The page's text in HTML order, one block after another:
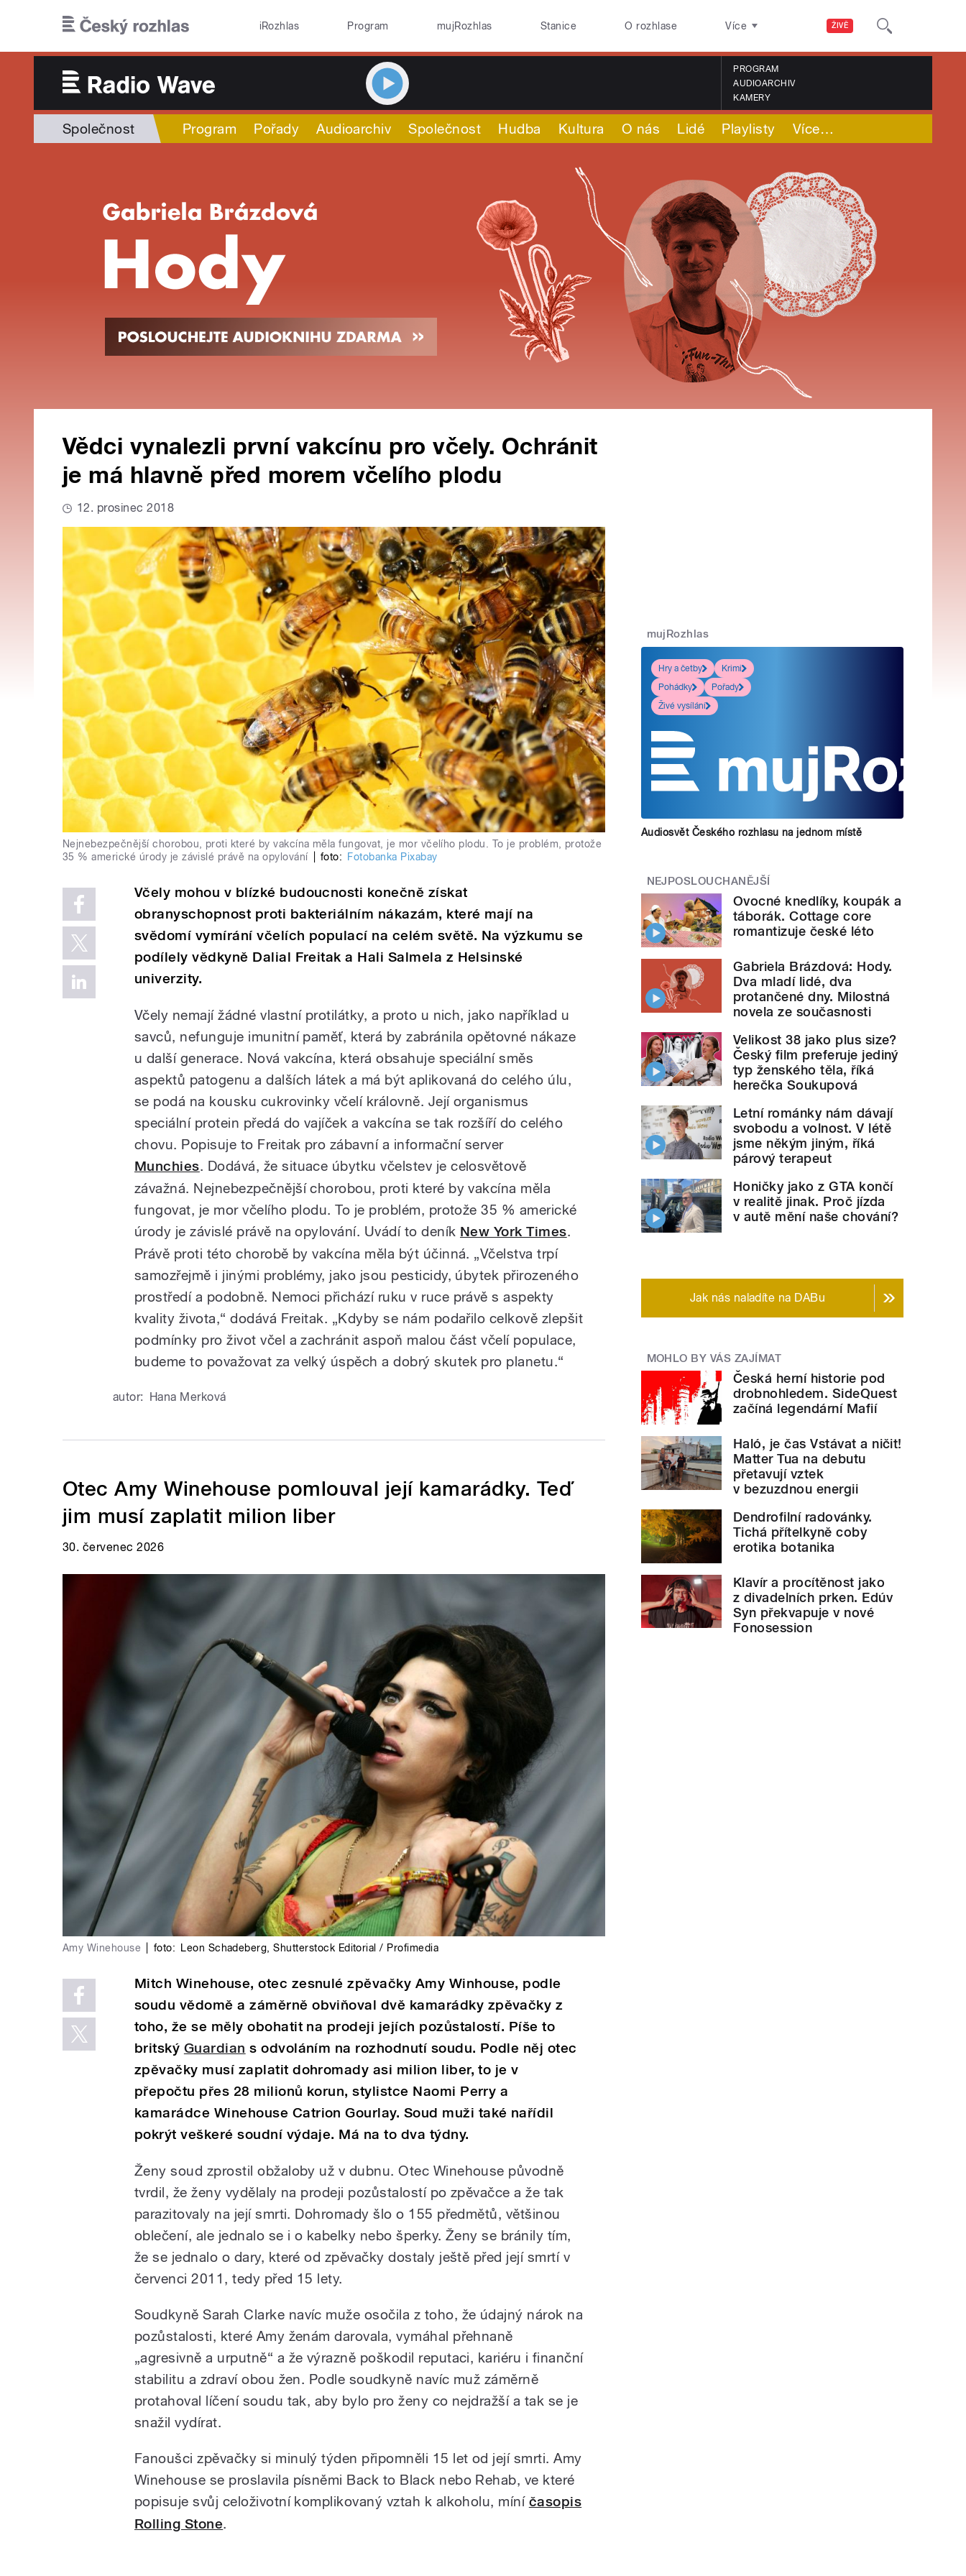
ŽIVĚ
iRozhlas Program mujRozhlas Stanice O rozhlase Více
PROGRAM
AUDIOARCHIV
KAMERY
Společnost Program Pořady Audioarchiv Společnost Hudba Kultura O nás Lidé Playlisty Více…
Vědci vynalezli první vakcínu pro včely. Ochránit
je má hlavně před morem včelího plodu
12. prosinec 2018
Nejnebezpečnější chorobou, proti které by vakcína měla fungovat, je mor včelího plodu. To je problém, protože
35 % americké úrody je závislé právě na opylování
foto: Fotobanka Pixabay
Včely mohou v blízké budoucnosti konečně získat
obranyschopnost proti bakteriálním nákazám, které mají na
svědomí vymírání včelích populací na celém světě. Na výzkumu se
podílely vědkyně Dalial Freitak a Hali Salmela z Helsinské
univerzity.
Včely nemají žádné vlastní protilátky, a proto u nich, jako například u
savců, nefunguje imunitní paměť, která by zabránila opětovné nákaze
u další generace. Nová vakcína, která obsahuje speciální směs
aspektů patogenu a dalších látek a má být aplikovaná do celého úlu,
se podá na kousku cukrovinky včelí královně. Její organismus
speciální protein předá do vajíček a vakcína se tak rozšíří do celého
chovu. Popisuje to Freitak pro zábavní a informační server
Munchies. Dodává, že situace úbytku včelstev je celosvětově
závažná. Nejnebezpečnější chorobou, proti které by vakcína měla
fungovat, je mor včelího plodu. To je problém, protože 35 % americké
úrody je závislé právě na opylování. Uvádí to deník New York Times.
Právě proti této chorobě by vakcína měla být účinná. „Včelstva trpí
samozřejmě i jinými problémy, jako jsou pesticidy, úbytek přirozeného
prostředí a podobně. Nemoci přichází ruku v ruce právě s aspekty
kvality života,“ dodává Freitak. „Kdyby se nám podařilo celkově zlepšit
podmínky pro život včel a zachránit aspoň malou část včelí populace,
budeme to považovat za velký úspěch a dobrý skutek pro planetu.“
autor: Hana Merková
Otec Amy Winehouse pomlouval její kamarádky. Teď
jim musí zaplatit milion liber
30. červenec 2026
Amy Winehouse foto: Leon Schadeberg,Shutterstock Editorial / Profimedia
Mitch Winehouse, otec zesnulé zpěvačky Amy Winhouse, podle
soudu vědomě a záměrně obviňoval dvě kamarádky zpěvačky z
toho, že se měly obohatit na prodeji jejích pozůstalostí. Píše to
britský Guardian s odvoláním na rozhodnutí soudu. Podle něj otec
zpěvačky musí zaplatit dohromady asi milion liber, to je v
přepočtu přes 28 milionů korun, stylistce Naomi Perry a
kamarádce Winehouse Catrion Gourlay. Soud muži také nařídil
pokrýt veškeré soudní výdaje. Má na to dva týdny.
Ženy soud zprostil obžaloby už v dubnu. Otec Winehouse původně
tvrdil, že ženy vydělaly na prodeji pozůstalostí po zpěvačce a že tak
parazitovaly na její smrti. Dohromady šlo o 155 předmětů, většinou
oblečení, ale jednalo se i o kabelky nebo šperky. Ženy se bránily tím,
že se jednalo o dary, které od zpěvačky dostaly ještě před její smrtí v
červenci 2011, tedy před 15 lety.
Soudkyně Sarah Clarke navíc muže osočila z toho, že údajný nárok na
pozůstalosti, které Amy ženám darovala, vymáhal přehnaně
„agresivně a urputně“ a že výrazně poškodil reputaci, kariéru i finanční
stabilitu a zdraví obou žen. Podle soudkyně navíc muž záměrně
protahoval líčení soudu tak, aby bylo pro ženy co nejdražší a tak se je
snažil vydírat.
Fanoušci zpěvačky si minulý týden připomněli 15 let od její smrti. Amy
Winehouse se proslavila písněmi Back to Black nebo Rehab, ve které
popisuje svůj celoživotní komplikovaný vztah k alkoholu, míní časopis
Rolling Stone.
mujRozhlas
Hry a četby
Krimi
Pohádky
Pořady
Živé vysílání
Audiosvět Českého rozhlasu na jednom místě
NEJPOSLOUCHANĚJŠÍ
Ovocné knedlíky, koupák a
táborák. Cottage core
romantizuje české léto
Gabriela Brázdová: Hody.
Dva mladí lidé, dva
protančené dny. Milostná
novela ze současnosti
Velikost 38 jako plus size?
Český film preferuje jediný
typ ženského těla, říká
herečka Soukupová
Letní románky nám dávají
svobodu a volnost. V létě
jsme někým jiným, říká
párový terapeut
Honičky jako z GTA končí
v realitě jinak. Proč jízda
v autě mění naše chování?
Jak nás naladíte na DABu
MOHLO BY VÁS ZAJÍMAT
Česká herní historie pod
drobnohledem. SideQuest
začíná legendární Mafií
Haló, je čas Vstávat a ničit!
Matter Tua na debutu
přetavují vztek
v bezuzdnou energii
Dendrofilní radovánky.
Tichá přítelkyně coby
erotika botanika
Klavír a procítěnost jako
z divadelních prken. Edúv
Syn překvapuje v nové
Fonosession